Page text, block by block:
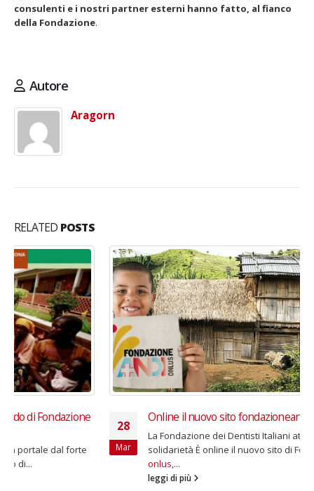
consulenti e i nostri partner esterni hanno fatto, al fianco
della Fondazione.
Autore
Aragorn
RELATED POSTS
28
Mar
Online il nuovo sito fondazioneandi.org
La Fondazione dei Dentisti Italiani attiva nel campo della
solidarietà È online il nuovo sito diFondazione ANDI